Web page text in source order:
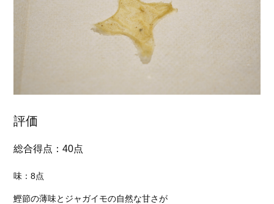
評価
総合得点：40点
味：8点
鰹節の薄味とジャガイモの自然な甘さが